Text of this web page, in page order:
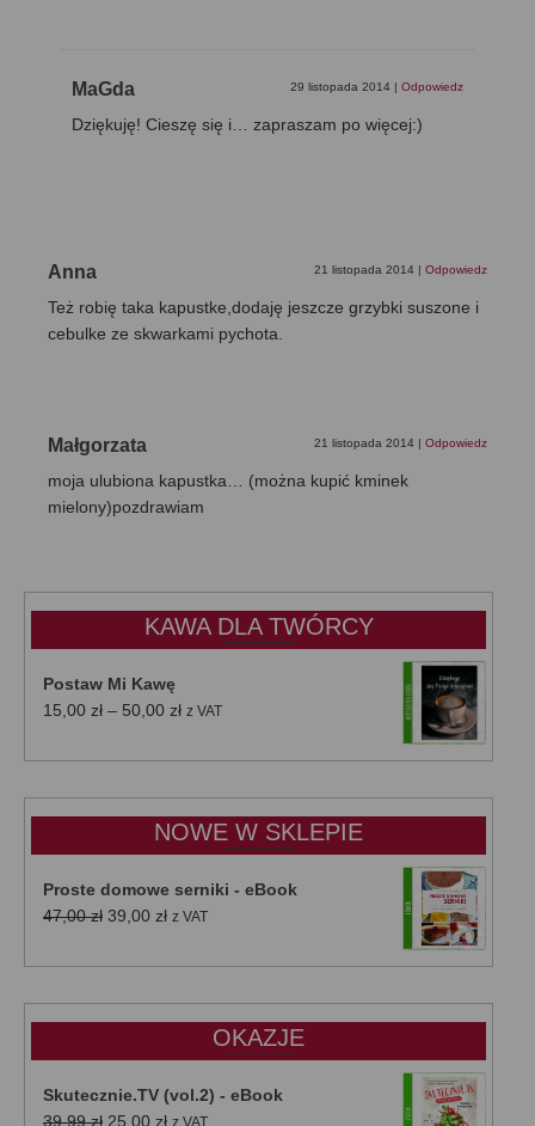
MaGda 29 listopada 2014 | Odpowiedz
Dziękuję! Cieszę się i… zapraszam po więcej:)
Anna 21 listopada 2014 | Odpowiedz
Też robię taka kapustke,dodaję jeszcze grzybki suszone i
cebulke ze skwarkami pychota.
Małgorzata 21 listopada 2014 | Odpowiedz
moja ulubiona kapustka… (można kupić kminek
mielony)pozdrawiam
KAWA DLA TWÓRCY
Postaw Mi Kawę
15,00 zł – 50,00 złZakres
od
do
50,00 zł
z VAT
NOWE W SKLEPIE
Proste domowe serniki - eBook
47,00zł Pierwotna
wynosiła:
39,00 złAktualna
wynosi:
z VAT
OKAZJE
Skutecznie.TV (vol.2) - eBook
39,99zł Pierwotna
25,00 złAktualna
z VAT